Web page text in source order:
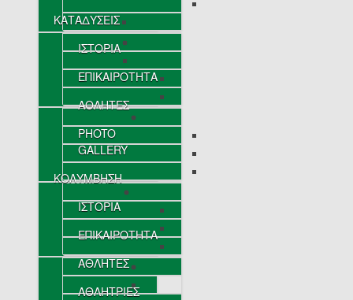
ΚΑΤΑΔΥΣΕΙΣ
ΙΣΤΟΡΙΑ
ΕΠΙΚΑΙΡΟΤΗΤΑ
ΑΘΛΗΤΕΣ
PHOTO
GALLERY
ΚΟΛΥΜΒΗΣΗ
ΙΣΤΟΡΙΑ
ΕΠΙΚΑΙΡΟΤΗΤΑ
ΑΘΛΗΤΕΣ
ΑΘΛΗΤΡΙΕΣ